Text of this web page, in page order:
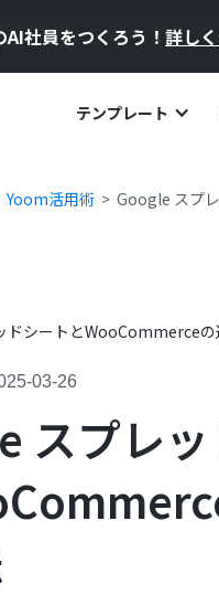
社員をつくろう！ 詳し
テンプレート
Yoom活用術
Google スプ
03-26
スプレ